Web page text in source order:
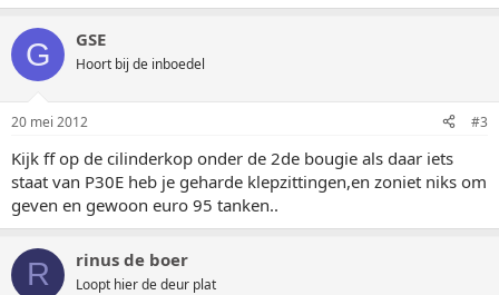
G GSE
Hoort bij de inboedel
20 mei 2012 #3
Kijk ff op de cilinderkop onder de 2de bougie als daar iets
staat van P30E heb je geharde klepzittingen,en zoniet niks om
geven en gewoon euro 95 tanken..
R rinus de boer
Loopt hier de deur plat